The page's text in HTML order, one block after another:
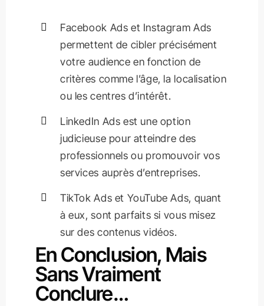
Facebook Ads et Instagram Ads
permettent de cibler précisément
votre audience en fonction de
critères comme l’âge, la localisation
ou les centres d’intérêt.
LinkedIn Ads est une option
judicieuse pour atteindre des
professionnels ou promouvoir vos
services auprès d’entreprises.
TikTok Ads et YouTube Ads, quant
à eux, sont parfaits si vous misez
sur des contenus vidéos.
En Conclusion, Mais
Sans Vraiment
Conclure…